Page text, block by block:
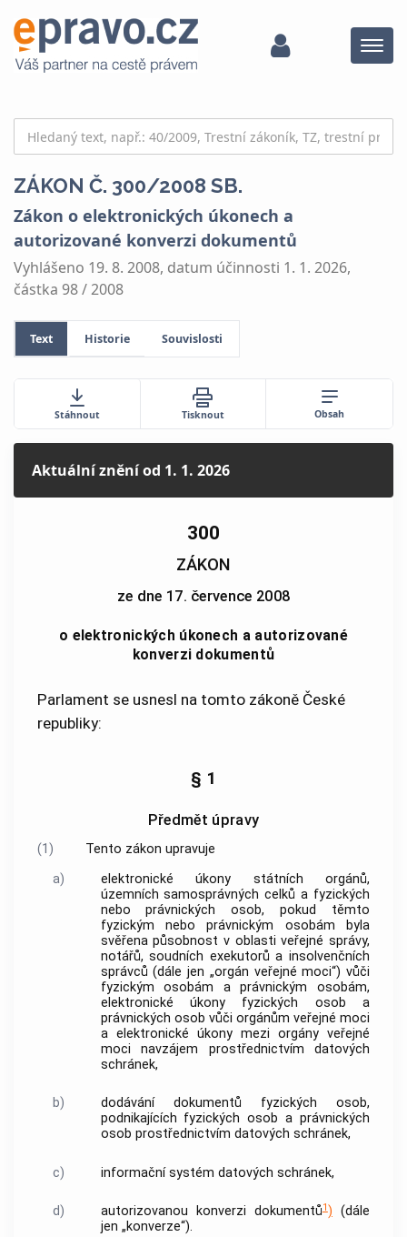
Menu
ZÁKON Č. 300/2008 SB.
Zákon o elektronických úkonech a
autorizované konverzi dokumentů
Vyhlášeno 19. 8. 2008, datum účinnosti 1. 1. 2026,
částka 98 / 2008
Text Historie Souvislosti
Stáhnout Tisknout Obsah
Aktuální zněníod 1. 1. 2026
300
ZÁKON
ze dne 17. července 2008
o elektronických úkonech a autorizované
konverzi dokumentů
Parlament se usnesl na tomto zákoně České
republiky:
§ 1
Předmět úpravy
(1)
Tento zákon upravuje
a)
elektronické úkony státních orgánů,
územních samosprávných celků a fyzických
nebo právnických osob, pokud těmto
fyzickým nebo právnickým osobám byla
svěřena působnost v oblasti veřejné správy,
notářů, soudních exekutorů a insolvenčních
správců (dále jen „orgán veřejné moci“) vůči
fyzickým osobám a právnickým osobám,
elektronické úkony fyzických osob a
právnických osob vůči orgánům veřejné moci
a elektronické úkony mezi orgány veřejné
moci navzájem prostřednictvím datových
schránek,
b)
dodávání dokumentů fyzických osob,
podnikajících fyzických osob a právnických
osob prostřednictvím datových schránek,
c) informační systém datových schránek,
d) autorizovanou konverzi dokumentů1) (dále
jen „konverze“).